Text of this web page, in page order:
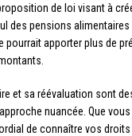
de loi visant à
des pensions
pourrait apporter plus de
et sa réévaluation sont
nuancée. Que
de connaître vos